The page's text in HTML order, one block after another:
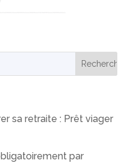
sa retraite : Prêt viager
par